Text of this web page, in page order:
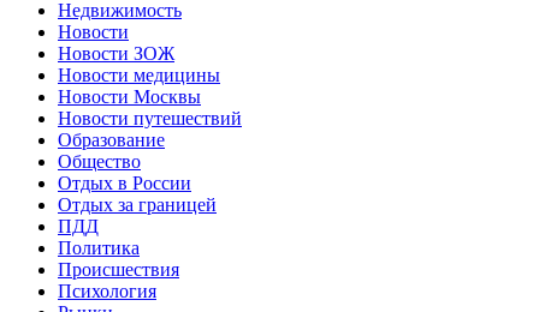
Недвижимость
Новости
Новости ЗОЖ
Новости медицины
Новости Москвы
Новости путешествий
Образование
Общество
Отдых в России
Отдых за границей
ПДД
Политика
Происшествия
Психология